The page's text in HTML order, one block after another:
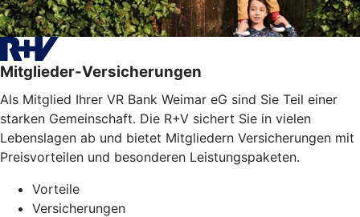
Mitglieder-Versicherungen
Als Mitglied Ihrer VR Bank Weimar eG sind Sie Teil einer
starken Gemeinschaft. Die R+V sichert Sie in vielen
Lebenslagen ab und bietet Mitgliedern Versicherungen mit
Preisvorteilen und besonderen Leistungspaketen.
Vorteile
Versicherungen